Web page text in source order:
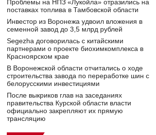
Проблемы на НПЗ «Лукойла» отразились на
поставках топлива в Тамбовской области
Инвестор из Воронежа удвоил вложения в
семенной завод до 3,5 млрд рублей
Segezha договорилась с китайскими
партнерами о проекте биохимкомплекса в
Красноярском крае
В Воронежской области отчитались о ходе
строительства завода по переработке шин с
белорусскими инвестициями
После выкриков глав на заседаниях
правительства Курской области власти
официально закрепляют их прямую
трансляцию